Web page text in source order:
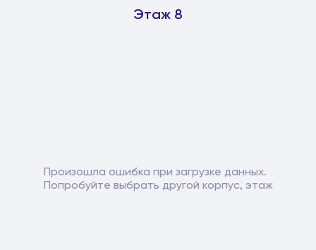
Этаж 8
Произошла ошибка при загрузке данных.
Попробуйте выбрать другой корпус, этаж